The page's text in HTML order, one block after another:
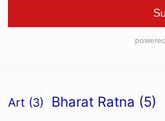
Art (3) Bharat Ratna (5)